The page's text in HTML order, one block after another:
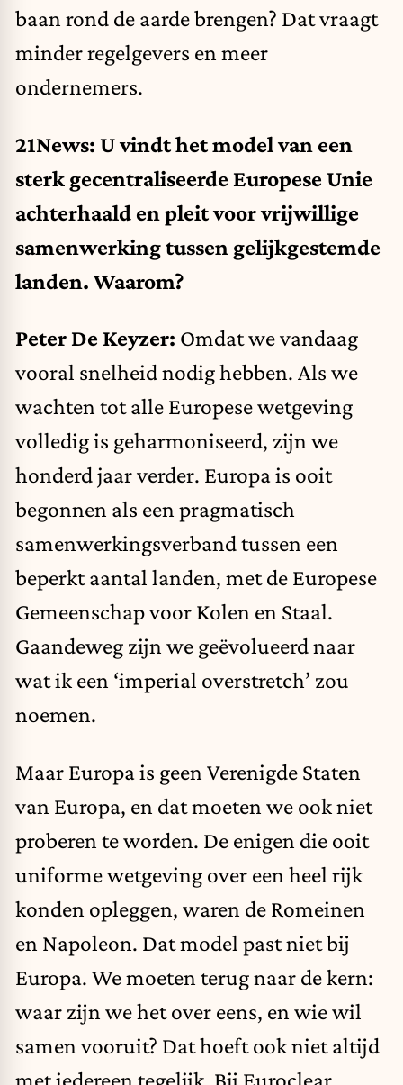
baan rond de aarde brengen? Dat vraagt
minder regelgevers en meer
ondernemers.
21News: U vindt het model van een
sterk gecentraliseerde Europese Unie
achterhaald en pleit voor vrijwillige
samenwerking tussen gelijkgestemde
landen. Waarom?
Peter De Keyzer: Omdat we vandaag
vooral snelheid nodig hebben. Als we
wachten tot alle Europese wetgeving
volledig is geharmoniseerd, zijn we
honderd jaar verder. Europa is ooit
begonnen als een pragmatisch
samenwerkingsverband tussen een
beperkt aantal landen, met de Europese
Gemeenschap voor Kolen en Staal.
Gaandeweg zijn we geëvolueerd naar
wat ik een ‘imperial overstretch’ zou
noemen.
Maar Europa is geen Verenigde Staten
van Europa, en dat moeten we ook niet
proberen te worden. De enigen die ooit
uniforme wetgeving over een heel rijk
konden opleggen, waren de Romeinen
en Napoleon. Dat model past niet bij
Europa. We moeten terug naar de kern:
waar zijn we het over eens, en wie wil
samen vooruit? Dat hoeft ook niet altijd
met iedereen tegelijk. Bij Euroclear